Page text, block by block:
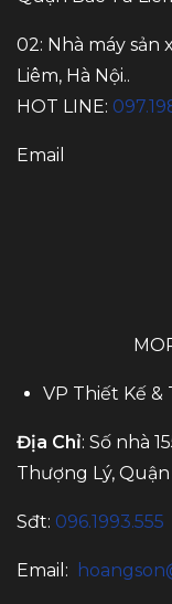
02: Nhà máy sản
Liêm, Hà Nội..
HOT LINE:
Email
VP Thiết Kế
Địa Chỉ: Số nhà
Thượng Lý,
Sđt: 096.1993.555
Email: